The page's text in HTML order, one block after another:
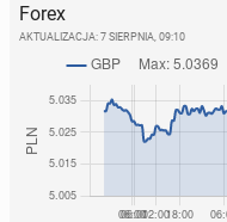
Forex
AKTUALIZACJA: 7 SIERPNIA, 09:10